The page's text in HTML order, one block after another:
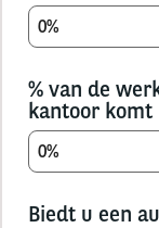
% van de
kantoor komt
Biedt u een